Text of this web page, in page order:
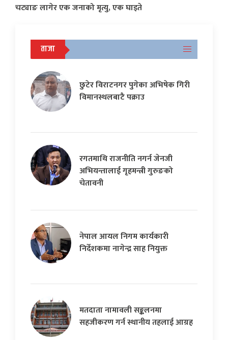
चट्याङ लागेर एक जनाको मृत्यु, एक घाइते
ताजा
छुटेर विराटनगर पुगेका अभिषेक गिरी
विमानस्थलबाटै पक्राउ
रगतमाथि राजनीति नगर्न जेनजी
अभियन्तालाई गृहमन्त्री गुरुङको
चेतावनी
नेपाल आयल निगम कार्यकारी
निर्देशकमा नागेन्द्र साह नियुक्त
मतदाता नामावली सङ्कलनमा
सहजीकरण गर्न स्थानीय तहलाई आग्रह